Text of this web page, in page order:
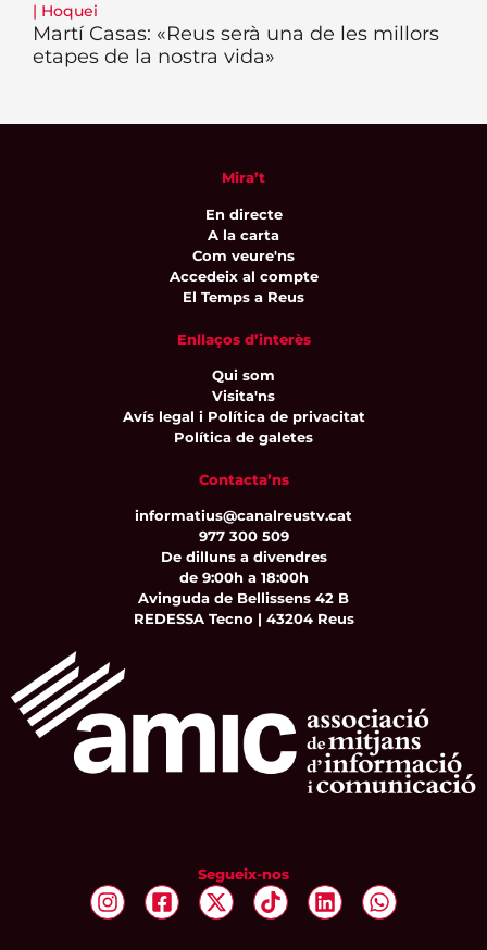
| Hoquei
Martí Casas: «Reus serà una de les millors
etapes de la nostra vida»
Mira’t
En directe
A la carta
Com veure'ns
Accedeix al compte
El Temps a Reus
Enllaços d’interès
Qui som
Visita'ns
Avís legal i Política de privacitat
Política de galetes
Contacta’ns
informatius@canalreustv.cat
977 300 509
De dilluns a divendres
de 9:00h a 18:00h
Avinguda de Bellissens 42 B
REDESSA Tecno | 43204 Reus
Segueix-nos